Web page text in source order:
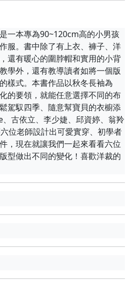
一本專為90~120cm高的小男孩
服。書中除了有上衣、褲子、洋
還有暖心的圍脖帽和實用的小背
學外，還有教導讀者如將一個版
樣式。本書作品以秋冬長袖為
的要領，就能任意選擇不同的布
駕馭四季、隨意幫寶貝的衣櫥添
古依立、李少婕、邱資婷、翁羚
位老師設計出可愛實穿、初學者
，現在就讓我們一起來看看六位
型做出不同的變化！喜歡洋裁的